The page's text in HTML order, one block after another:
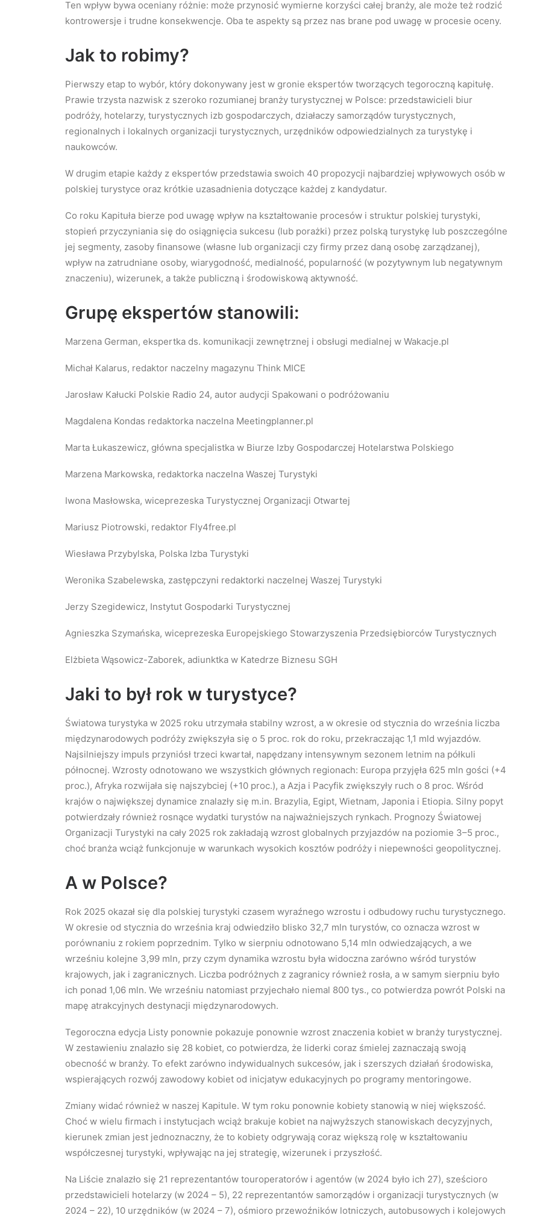
Ten wpływ bywa oceniany różnie: może przynosić wymierne korzyści całej branży, ale może też rodzić
kontrowersje i trudne konsekwencje. Oba te aspekty są przez nas brane pod uwagę w procesie oceny.
Jak to robimy?
Pierwszy etap to wybór, który dokonywany jest w gronie ekspertów tworzących tegoroczną kapitułę.
Prawie trzysta nazwisk z szeroko rozumianej branży turystycznej w Polsce: przedstawicieli biur
podróży, hotelarzy, turystycznych izb gospodarczych, działaczy samorządów turystycznych,
regionalnych i lokalnych organizacji turystycznych, urzędników odpowiedzialnych za turystykę i
naukowców.
W drugim etapie każdy z ekspertów przedstawia swoich 40 propozycji najbardziej wpływowych osób w
polskiej turystyce oraz krótkie uzasadnienia dotyczące każdej z kandydatur.
Co roku Kapituła bierze pod uwagę wpływ na kształtowanie procesów i struktur polskiej turystyki,
stopień przyczyniania się do osiągnięcia sukcesu (lub porażki) przez polską turystykę lub poszczególne
jej segmenty, zasoby finansowe (własne lub organizacji czy firmy przez daną osobę zarządzanej),
wpływ na zatrudniane osoby, wiarygodność, medialność, popularność (w pozytywnym lub negatywnym
znaczeniu), wizerunek, a także publiczną i środowiskową aktywność.
Grupę ekspertów stanowili:
Marzena German, ekspertka ds. komunikacji zewnętrznej i obsługi medialnej w Wakacje.pl
Michał Kalarus, redaktor naczelny magazynu Think MICE
Jarosław Kałucki Polskie Radio 24, autor audycji Spakowani o podróżowaniu
Magdalena Kondas redaktorka naczelna Meetingplanner.pl
Marta Łukaszewicz, główna specjalistka w Biurze Izby Gospodarczej Hotelarstwa Polskiego
Marzena Markowska, redaktorka naczelna Waszej Turystyki
Iwona Masłowska, wiceprezeska Turystycznej Organizacji Otwartej
Mariusz Piotrowski, redaktor Fly4free.pl
Wiesława Przybylska, Polska Izba Turystyki
Weronika Szabelewska, zastępczyni redaktorki naczelnej Waszej Turystyki
Jerzy Szegidewicz, Instytut Gospodarki Turystycznej
Agnieszka Szymańska, wiceprezeska Europejskiego Stowarzyszenia Przedsiębiorców Turystycznych
Elżbieta Wąsowicz-Zaborek, adiunktka w Katedrze Biznesu SGH
Jaki to był rok w turystyce?
Światowa turystyka w 2025 roku utrzymała stabilny wzrost, a w okresie od stycznia do września liczba
międzynarodowych podróży zwiększyła się o 5 proc. rok do roku, przekraczając 1,1 mld wyjazdów.
Najsilniejszy impuls przyniósł trzeci kwartał, napędzany intensywnym sezonem letnim na półkuli
północnej. Wzrosty odnotowano we wszystkich głównych regionach: Europa przyjęła 625 mln gości (+4
proc.), Afryka rozwijała się najszybciej (+10 proc.), a Azja i Pacyfik zwiększyły ruch o 8 proc. Wśród
krajów o największej dynamice znalazły się m.in. Brazylia, Egipt, Wietnam, Japonia i Etiopia. Silny popyt
potwierdzały również rosnące wydatki turystów na najważniejszych rynkach. Prognozy Światowej
Organizacji Turystyki na cały 2025 rok zakładają wzrost globalnych przyjazdów na poziomie 3–5 proc.,
choć branża wciąż funkcjonuje w warunkach wysokich kosztów podróży i niepewności geopolitycznej.
A w Polsce?
Rok 2025 okazał się dla polskiej turystyki czasem wyraźnego wzrostu i odbudowy ruchu turystycznego.
W okresie od stycznia do września kraj odwiedziło blisko 32,7 mln turystów, co oznacza wzrost w
porównaniu z rokiem poprzednim. Tylko w sierpniu odnotowano 5,14 mln odwiedzających, a we
wrześniu kolejne 3,99 mln, przy czym dynamika wzrostu była widoczna zarówno wśród turystów
krajowych, jak i zagranicznych. Liczba podróżnych z zagranicy również rosła, a w samym sierpniu było
ich ponad 1,06 mln. We wrześniu natomiast przyjechało niemal 800 tys., co potwierdza powrót Polski na
mapę atrakcyjnych destynacji międzynarodowych.
Tegoroczna edycja Listy ponownie pokazuje ponownie wzrost znaczenia kobiet w branży turystycznej.
W zestawieniu znalazło się 28 kobiet, co potwierdza, że liderki coraz śmielej zaznaczają swoją
obecność w branży. To efekt zarówno indywidualnych sukcesów, jak i szerszych działań środowiska,
wspierających rozwój zawodowy kobiet od inicjatyw edukacyjnych po programy mentoringowe.
Zmiany widać również w naszej Kapitule. W tym roku ponownie kobiety stanowią w niej większość.
Choć w wielu firmach i instytucjach wciąż brakuje kobiet na najwyższych stanowiskach decyzyjnych,
kierunek zmian jest jednoznaczny, że to kobiety odgrywają coraz większą rolę w kształtowaniu
współczesnej turystyki, wpływając na jej strategię, wizerunek i przyszłość.
Na Liście znalazło się 21 reprezentantów touroperatorów i agentów (w 2024 było ich 27), sześcioro
przedstawicieli hotelarzy (w 2024 – 5), 22 reprezentantów samorządów i organizacji turystycznych (w
2024 – 22), 10 urzędników (w 2024 – 7), ośmioro przewoźników lotniczych, autobusowych i kolejowych